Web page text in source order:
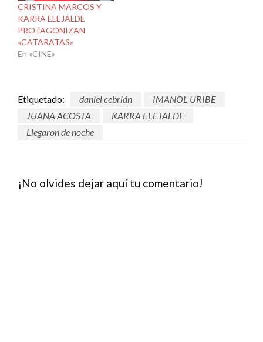
CRISTINA MARCOS Y
KARRA ELEJALDE
PROTAGONIZAN
«CATARATAS»
En «CINE»
Etiquetado: daniel cebrián
IMANOL URIBE
JUANA ACOSTA
KARRA ELEJALDE
Llegaron de noche
¡No olvides dejar aquí tu comentario!